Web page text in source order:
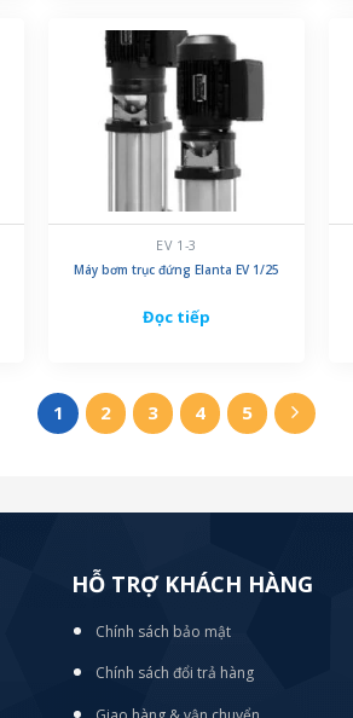
EV 1-3
Máy bơm trục đứng Elanta EV 1/25
Đọc tiếp
1 2 3 4 5
HỖ TRỢ KHÁCH HÀNG
Chính sách bảo mật
Chính sách đổi trả hàng